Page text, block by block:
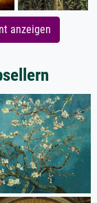
anzeigen